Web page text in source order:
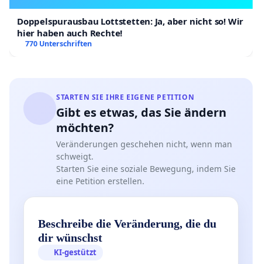
Doppelspurausbau Lottstetten: Ja, aber nicht so! Wir
hier haben auch Rechte!
770 Unterschriften
STARTEN SIE IHRE EIGENE PETITION
Gibt es etwas, das Sie ändern
möchten?
Veränderungen geschehen nicht, wenn man
schweigt.
Starten Sie eine soziale Bewegung, indem Sie
eine Petition erstellen.
Beschreibe die Veränderung, die du
dir wünschst
KI-gestützt